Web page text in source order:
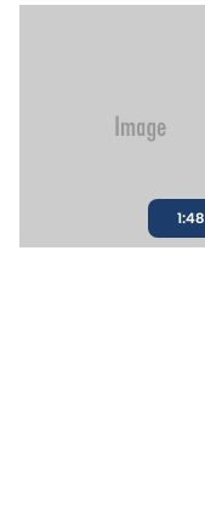
1:48